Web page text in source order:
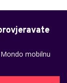
mobilnu